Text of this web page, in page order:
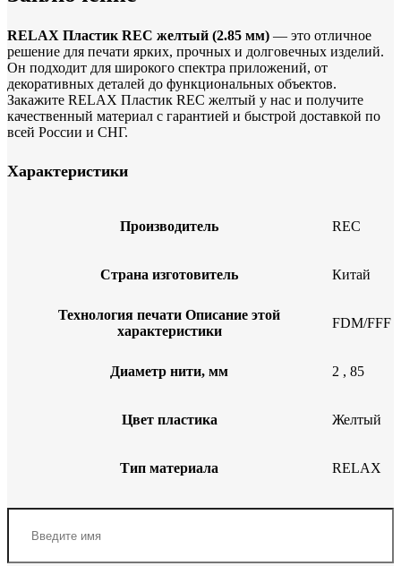
RELAX Пластик REC желтый (2.85 мм) — это отличное
решение для печати ярких, прочных и долговечных изделий.
Он подходит для широкого спектра приложений, от
декоративных деталей до функциональных объектов.
Закажите RELAX Пластик REC желтый у нас и получите
качественный материал с гарантией и быстрой доставкой по
всей России и СНГ.
Характеристики
Производитель REC
Страна изготовитель Китай
Технология печати Описание этой
характеристики
FDM/FFF
Диаметр нити, мм 2 , 85
Цвет пластика Желтый
Тип материала RELAX